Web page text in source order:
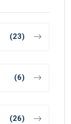
(23)
(6)
(26)